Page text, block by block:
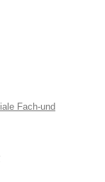
Fach-und